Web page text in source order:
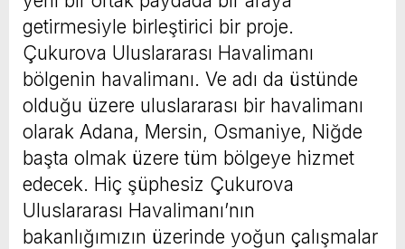
getirmesiyle birleştirici bir proje.
Çukurova Uluslararası Havalimanı
bölgenin havalimanı. Ve adı da üstünde
olduğu üzere uluslararası bir havalimanı
olarak Adana, Mersin, Osmaniye, Niğde
başta olmak üzere tüm bölgeye hizmet
edecek. Hiç şüphesiz Çukurova
Uluslararası Havalimanı’nın
bakanlığımızın üzerinde yoğun çalışmalar